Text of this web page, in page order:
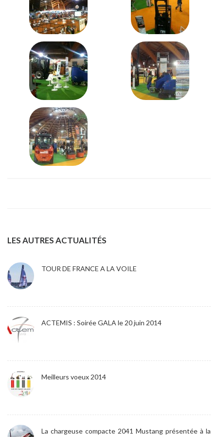
LES AUTRES ACTUALITÉS
TOUR DE FRANCE A LA VOILE
ACTEMIS : Soirée GALA le 20 juin 2014
Meilleurs voeux 2014
La chargeuse compacte 2041 Mustang présentée à la